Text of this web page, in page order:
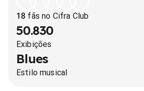
18 fãs no Cifra Club
50.830
Exibições
Blues
Estilo musical